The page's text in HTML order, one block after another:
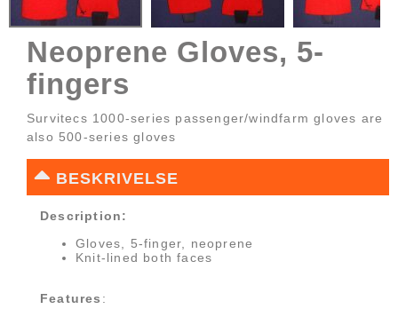
Neoprene Gloves, 5-
fingers
Survitecs 1000-series passenger/windfarm gloves are
also 500-series gloves
BESKRIVELSE
Description:
Gloves, 5-finger, neoprene
Knit-lined both faces
Features :